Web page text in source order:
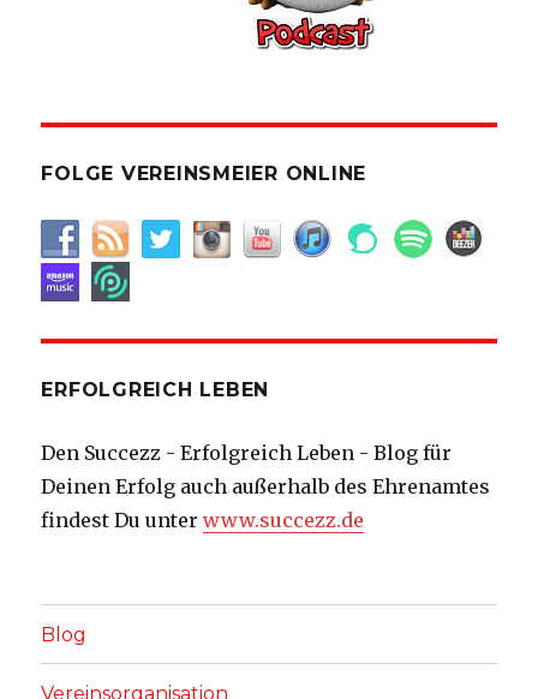
FOLGE VEREINSMEIER ONLINE
ERFOLGREICH LEBEN
Den Succezz - Erfolgreich Leben - Blog für
Deinen Erfolg auch außerhalb des Ehrenamtes
findest Du unterwww.succezz.de
Blog
Vereinsorganisation